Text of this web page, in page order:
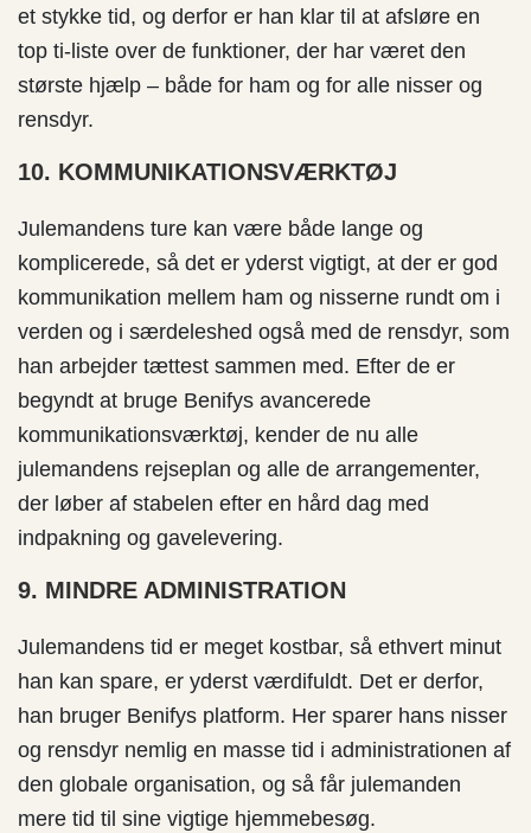
et stykke tid, og derfor er han klar til at afsløre en
top ti-liste over de funktioner, der har været den
største hjælp – både for ham og for alle nisser og
rensdyr.
10. KOMMUNIKATIONSVÆRKTØJ
Julemandens ture kan være både lange og
komplicerede, så det er yderst vigtigt, at der er god
kommunikation mellem ham og nisserne rundt om i
verden og i særdeleshed også med de rensdyr, som
han arbejder tættest sammen med. Efter de er
begyndt at bruge Benifys avancerede
kommunikationsværktøj, kender de nu alle
julemandens rejseplan og alle de arrangementer,
der løber af stabelen efter en hård dag med
indpakning og gavelevering.
9. MINDRE ADMINISTRATION
Julemandens tid er meget kostbar, så ethvert minut
han kan spare, er yderst værdifuldt. Det er derfor,
han bruger Benifys platform. Her sparer hans nisser
og rensdyr nemlig en masse tid i administrationen af
den globale organisation, og så får julemanden
mere tid til sine vigtige hjemmebesøg.